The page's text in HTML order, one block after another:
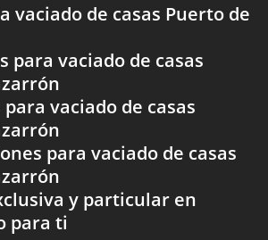
vaciado de casas Puerto de
para vaciado de casas
vaciado de casas
para vaciado de casas
y particular en
para ti